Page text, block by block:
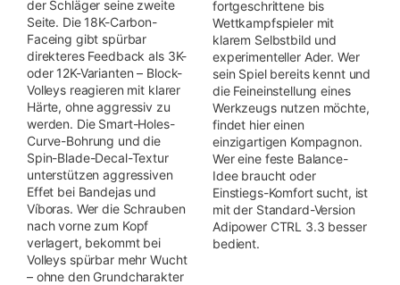
der Schläger seine zweite
Seite. Die 18K-Carbon-
Faceing gibt spürbar
direkteres Feedback als 3K-
oder 12K-Varianten – Block-
Volleys reagieren mit klarer
Härte, ohne aggressiv zu
werden. Die Smart-Holes-
Curve-Bohrung und die
Spin-Blade-Decal-Textur
unterstützen aggressiven
Effet bei Bandejas und
Víboras. Wer die Schrauben
nach vorne zum Kopf
verlagert, bekommt bei
Volleys spürbar mehr Wucht
– ohne den Grundcharakter
fortgeschrittene bis
Wettkampfspieler mit
klarem Selbstbild und
experimenteller Ader. Wer
sein Spiel bereits kennt und
die Feineinstellung eines
Werkzeugs nutzen möchte,
findet hier einen
einzigartigen Kompagnon.
Wer eine feste Balance-
Idee braucht oder
Einstiegs-Komfort sucht, ist
mit der Standard-Version
Adipower CTRL 3.3 besser
bedient.